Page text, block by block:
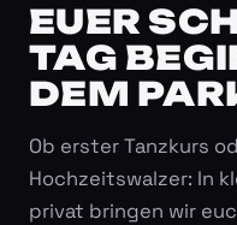
EUER
TAG
DEM
Ob erster Tanzkurs
Hochzeitswalzer: In
privat bringen wir